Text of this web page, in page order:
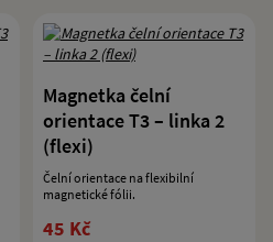
Magnetka čelní
orientace T3 – linka 2
(flexi)
Čelní orientace na flexibilní
magnetické fólii.
45 Kč